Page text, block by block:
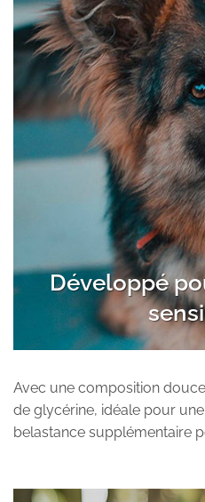
Développé
Avec une composition
de glycérine, idéale pour
belastance supplémentaire